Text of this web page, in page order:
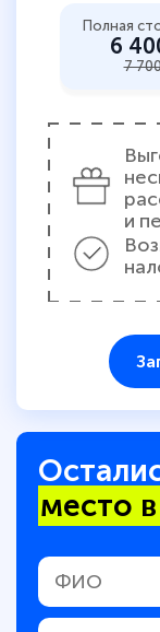
Полная
6
7
и
место